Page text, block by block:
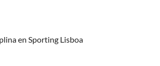
en Sporting Lisboa